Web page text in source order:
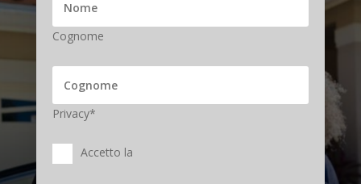
Cognome
Privacy*
Accetto la